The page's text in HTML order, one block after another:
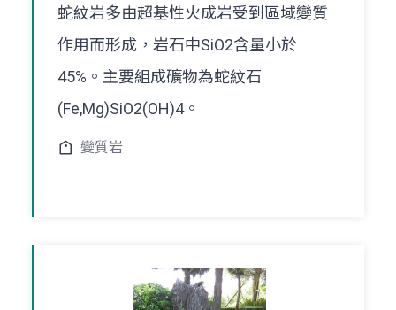
蛇紋岩多由超基性火成岩受到區域變質
作用而形成，岩石中SiO2含量小於
45%。主要組成礦物為蛇紋石
(Fe,Mg)SiO2(OH)4。
變質岩